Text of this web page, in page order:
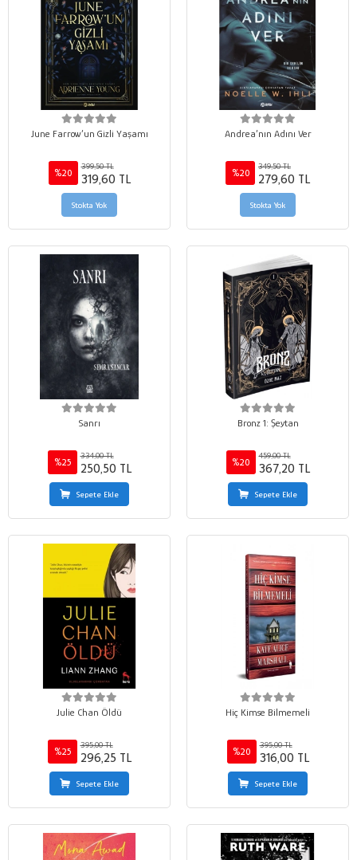
June Farrow’un Gizli Yaşamı
%20
399,50 TL
319,60 TL
Stokta Yok
Andrea’nın Adını Ver
%20
349,50 TL
279,60 TL
Stokta Yok
Sanrı
%25
334,00 TL
250,50 TL
Sepete Ekle
Bronz 1: Şeytan
%20
459,00 TL
367,20 TL
Sepete Ekle
Julie Chan Öldü
%25
395,00 TL
296,25 TL
Sepete Ekle
Hiç Kimse Bilmemeli
%20
395,00 TL
316,00 TL
Sepete Ekle